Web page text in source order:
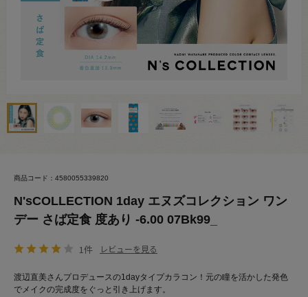
商品コード：4580055339820
N'sCOLLECTION 1day エヌズコレクション ワン
デー さば定食 度あり -6.00 07Bk99_
1件 レビューを見る
渡辺直美さんプロデュースの1dayタイプカラコン！元の瞳を活かした発色
でメイクの完成度をぐっと引き上げます。